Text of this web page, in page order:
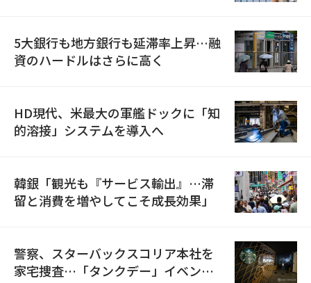
5大銀行も地方銀行も延滞率上昇…融
資のハードルはさらに高く
HD現代、米最大の軍艦ドックに「知
的溶接」システムを導入へ
韓銀「観光も『サービス輸出』…滞
留と消費を増やしてこそ成長効果」
警察、スターバックスコリア本社を
家宅捜査…「タンクデー」イベント